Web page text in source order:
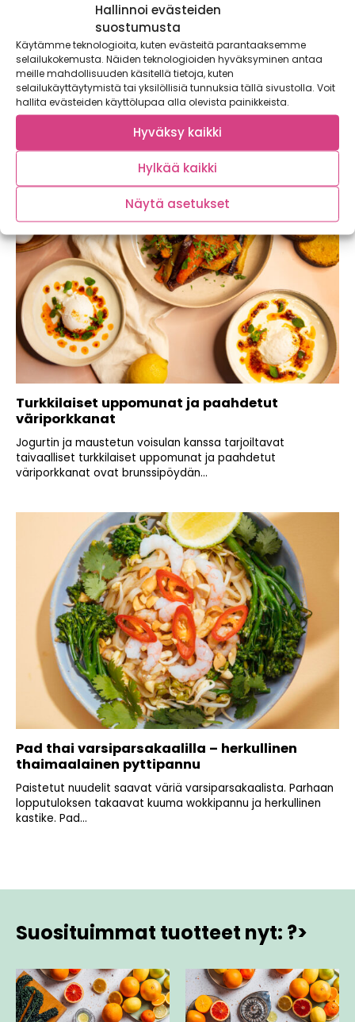
Hallinnoi evästeiden
suostumusta
Käytämme teknologioita, kuten evästeitä parantaaksemme
selailukokemusta. Näiden teknologioiden hyväksyminen antaa
meille mahdollisuuden käsitellä tietoja, kuten
selailukäyttäytymistä tai yksilöllisiä tunnuksia tällä sivustolla. Voit
hallita evästeiden käyttölupaa alla olevista painikkeista.
Hyväksy kaikki
Hylkää kaikki
Näytä asetukset
Chorizo-papukeitto – lämmittävä keitto
viileisiin iltoihin
Lämmittävä chorizo-papukeitto on perinteisen nakkikeiton
haastaja! Tämä soppa maistuu koko perheelle ja maksaa
Turkkilaiset uppomunat ja paahdetut
väriporkkanat
Jogurtin ja maustetun voisulan kanssa tarjoiltavat
taivaalliset turkkilaiset uppomunat ja paahdetut
väriporkkanat ovat brunssipöydän...
Pad thai varsiparsakaalilla – herkullinen
thaimaalainen pyttipannu
Paistetut nuudelit saavat väriä varsiparsakaalista. Parhaan
lopputuloksen takaavat kuuma wokkipannu ja herkullinen
kastike. Pad...
Suosituimmat tuotteet nyt: ?>